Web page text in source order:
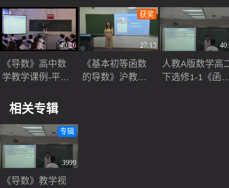
40:26
《导数》高中数
学教学课例-平湖
春
27:13
获奖
《基本初等函数
的导数》沪教版
人教A版数学高
下选修1-1《函
相关专辑
3999
专辑
《导数》教学视